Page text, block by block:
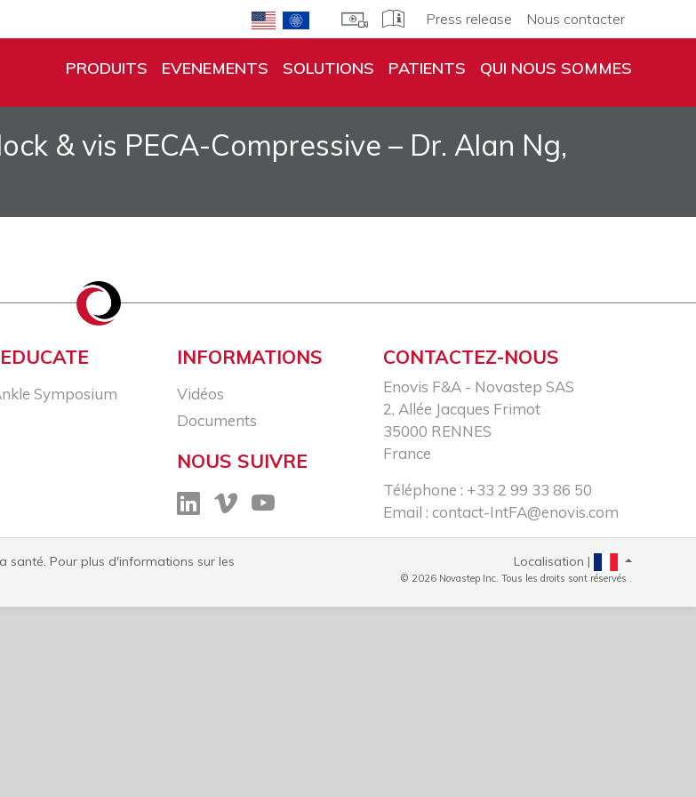
Press release Nous contacter
PRODUITS EVENEMENTS SOLUTIONS PATIENTS QUI NOUS SOMMES
& vis PECA-Compressive – Dr. Alan Ng,
Symposium
INFORMATIONS
Vidéos
Documents
NOUS SUIVRE
CONTACTEZ-NOUS
Enovis F&A - Novastep SAS​
2, Allée Jacques Frimot​
35000 RENNES​
France
Téléphone : +33 2 99 33 86 50​
Email : contact-IntFA@enovis.com
santé. Pour plus d'informations sur les
Localisation |
© 2026 Novastep Inc. Tous les droits sont réservés .